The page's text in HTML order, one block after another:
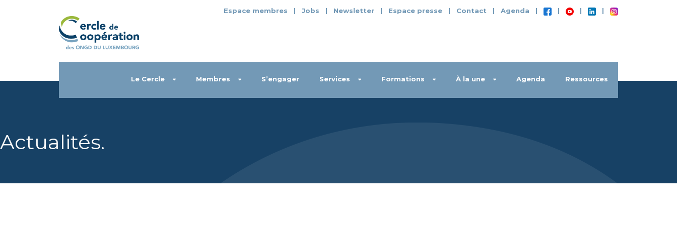
Espace membres | Jobs | Newsletter | Espace presse | Contact | Agenda | | | |
Le Cercle Membres S’engager Services Formations À la une Agenda Ressources
Actualités.